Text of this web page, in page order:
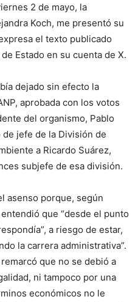
2 de mayo, la
Koch, me presentó su
el texto publicado
Estado en su cuenta de X.
dejado sin efecto la
aprobada con los votos
del organismo, Pablo
jefe de la División de
a Ricardo Suárez,
subjefe de esa división.
asenso porque, según
que “desde el punto
a riesgo de estar,
la carrera administrativa”.
que no se debió a
ni tampoco por una
económicos no le